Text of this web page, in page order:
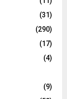
(31)
(290)
(17)
(4)
(9)